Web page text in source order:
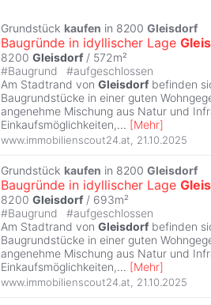
Grundstück kaufen in 8200 Gleisdorf
Baugründe in idyllischer Lage
8200 Gleisdorf / 572m²
#Baugrund #aufgeschlossen
Am Stadtrand von Gleisdorf befinden
Baugrundstücke in einer guten
angenehme Mischung aus Natur und
Einkaufsmöglichkeiten,... [Mehr]
www.immobilienscout24.at 21.10.2025
Grundstück kaufen in 8200 Gleisdorf
Baugründe in idyllischer Lage
8200 Gleisdorf / 693m²
#Baugrund #aufgeschlossen
Am Stadtrand von Gleisdorf befinden
Baugrundstücke in einer guten
angenehme Mischung aus Natur und
Einkaufsmöglichkeiten,... [Mehr]
www.immobilienscout24.at 21.10.2025